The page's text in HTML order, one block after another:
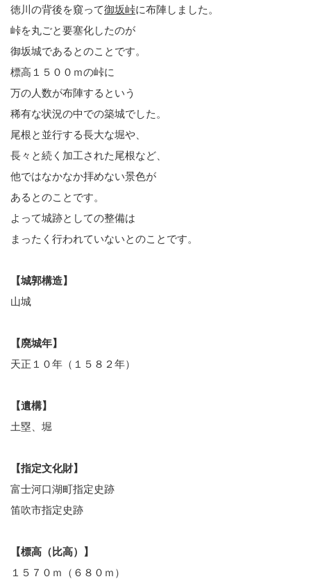
徳川の背後を窺って御坂峠に布陣しました。
峠を丸ごと要塞化したのが
御坂城であるとのことです。
標高１５００ｍの峠に
万の人数が布陣するという
稀有な状況の中での築城でした。
尾根と並行する長大な堀や、
長々と続く加工された尾根など、
他ではなかなか拝めない景色が
あるとのことです。
よって城跡としての整備は
まったく行われていないとのことです。
【城郭構造】
山城
【廃城年】
天正１０年（１５８２年）
【遺構】
土塁、堀
【指定文化財】
富士河口湖町指定史跡
笛吹市指定史跡
【標高（比高）】
１５７０ｍ（６８０ｍ）